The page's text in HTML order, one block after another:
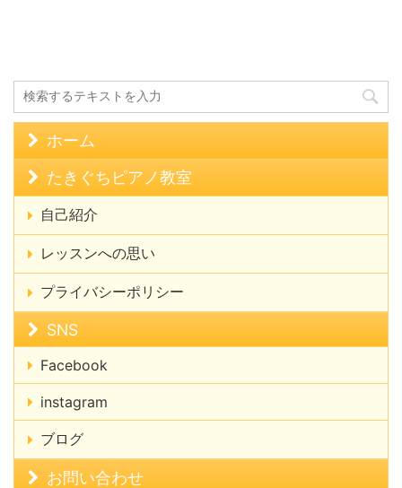
ホーム
たきぐちピアノ教室
自己紹介
レッスンへの思い
プライバシーポリシー
SNS
Facebook
instagram
ブログ
お問い合わせ